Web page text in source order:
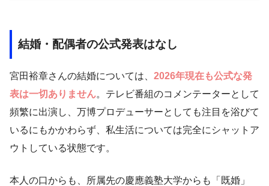
結婚・配偶者の公式発表はなし
宮田裕章さんの結婚については、 2026年現在も公式な発
表は一切ありません。テレビ番組のコメンテーターとして
頻繁に出演し、万博プロデューサーとしても注目を浴びて
いるにもかかわらず、私生活については完全にシャットア
ウトしている状態です。
本人の口からも、所属先の慶應義塾大学からも「既婚」